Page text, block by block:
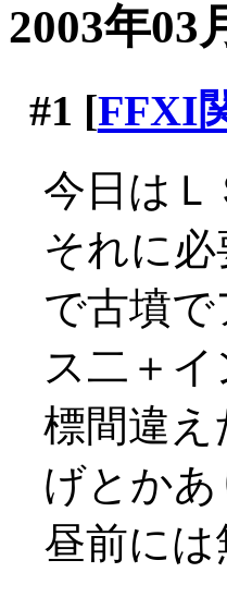
2003年03
#1 [FFXI
今日は
それに
で古墳
ス二＋
標間違
げとか
昼前に